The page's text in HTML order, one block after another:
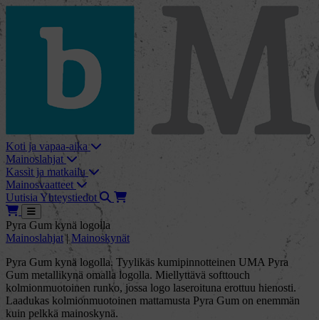
skip_to_content
bMore
Koti ja vapaa-aika
Mainoslahjat
Kassit ja matkailu
Mainosvaatteet
Uutisia Yhteystiedot HakuTarjouskori
Tarjouskori
Avaa
Pyra Gum kynä logolla
Mainoslahjat | Mainoskynät
Pyra Gum kynä logolla. Tyylikäs kumipinnotteinen UMA Pyra
Gum metallikynä omalla logolla. Miellyttävä softtouch
kolmionmuotoinen runko, jossa logo laseroituna erottuu hienosti.
Laadukas kolmionmuotoinen mattamusta Pyra Gum on enemmän
kuin pelkkä mainoskynä.